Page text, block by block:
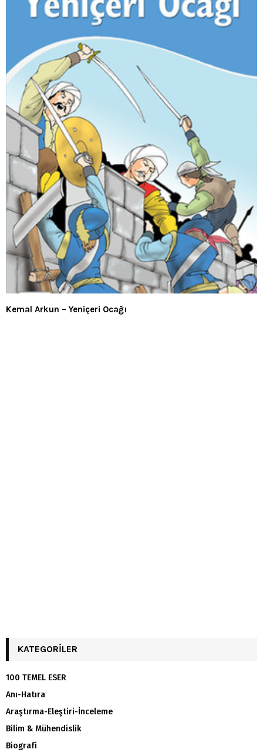
Kemal Arkun – Yeniçeri Ocağı
KATEGORILER
100 TEMEL ESER
Anı-Hatıra
Araştırma-Eleştiri-İnceleme
Bilim & Mühendislik
Biografi